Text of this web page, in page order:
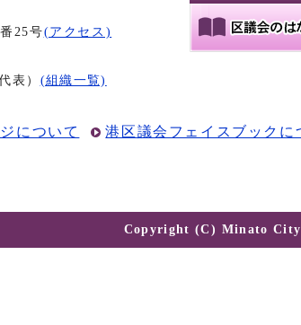
25号(アクセス)
表） (組織一覧)
について 港区議会フェイスブックに
Copyright (C) Minato